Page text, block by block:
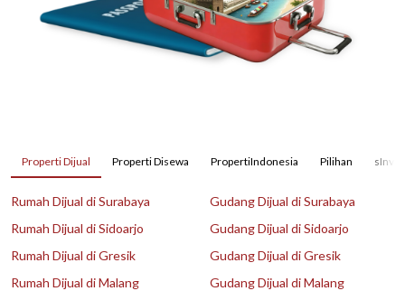
Properti Dijual Properti Disewa PropertiIndonesia Pilihan
Rumah Dijual di Surabaya
Rumah Dijual di Sidoarjo
Rumah Dijual di Gresik
Rumah Dijual di Malang
Gudang Dijual di Surabaya
Gudang Dijual di Sidoarjo
Gudang Dijual di Gresik
Gudang Dijual di Malang